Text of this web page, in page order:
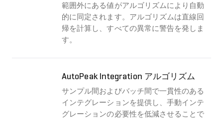
範囲外にある値がアルゴリズムにより自動
的に同定されます。アルゴリズムは直線回
帰を計算し、すべての異常に警告を発しま
す。
AutoPeak Integration アルゴリズム
サンプル間およびバッチ間で一貫性のある
インテグレーションを提供し、手動インテ
グレーションの必要性を低減させることで